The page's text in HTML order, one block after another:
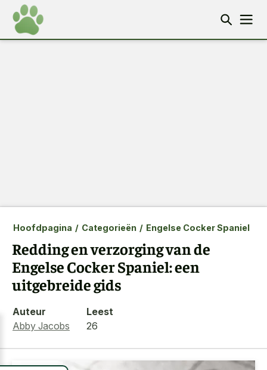
Hoofdpagina / Categorieën / Engelse Cocker Spaniel
Redding en verzorging van de
Engelse Cocker Spaniel: een
uitgebreide gids
Auteur
Abby Jacobs
Leest
26